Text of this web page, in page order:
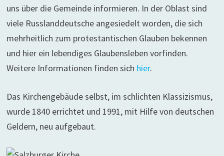
uns über die Gemeinde informieren. In der Oblast sind
viele Russlanddeutsche angesiedelt worden, die sich
mehrheitlich zum protestantischen Glauben bekennen
und hier ein lebendiges Glaubensleben vorfinden.
Weitere Informationen finden sich hier.
Das Kirchengebäude selbst, im schlichten Klassizismus,
wurde 1840 errichtet und 1991, mit Hilfe von deutschen
Geldern, neu aufgebaut.